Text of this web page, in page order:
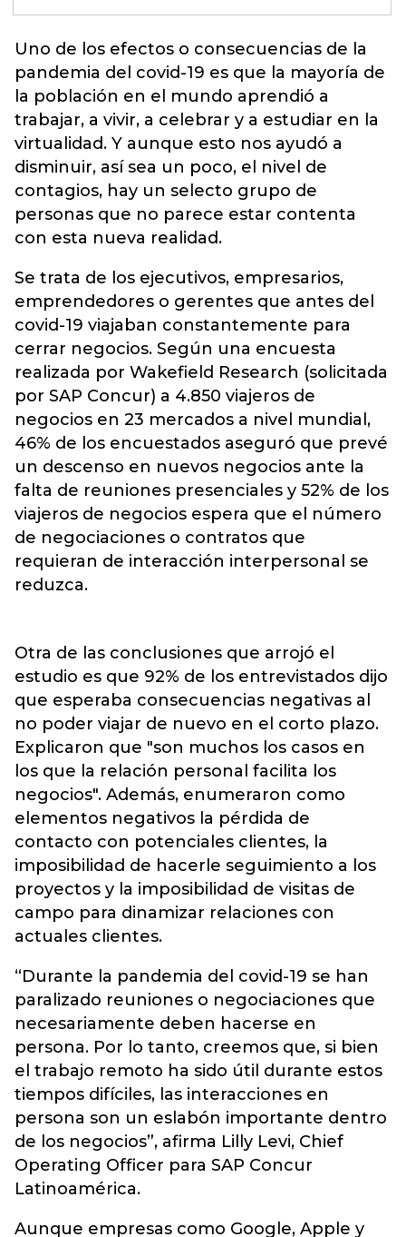
Uno de los efectos o consecuencias de la
pandemia del covid-19 es que la mayoría de
la población en el mundo aprendió a
trabajar, a vivir, a celebrar y a estudiar en la
virtualidad. Y aunque esto nos ayudó a
disminuir, así sea un poco, el nivel de
contagios, hay un selecto grupo de
personas que no parece estar contenta
con esta nueva realidad.
Se trata de los ejecutivos, empresarios,
emprendedores o gerentes que antes del
covid-19 viajaban constantemente para
cerrar negocios. Según una encuesta
realizada por Wakefield Research (solicitada
por SAP Concur) a 4.850 viajeros de
negocios en 23 mercados a nivel mundial,
46% de los encuestados aseguró que prevé
un descenso en nuevos negocios ante la
falta de reuniones presenciales y 52% de los
viajeros de negocios espera que el número
de negociaciones o contratos que
requieran de interacción interpersonal se
reduzca.
Otra de las conclusiones que arrojó el
estudio es que 92% de los entrevistados dijo
que esperaba consecuencias negativas al
no poder viajar de nuevo en el corto plazo.
Explicaron que "son muchos los casos en
los que la relación personal facilita los
negocios". Además, enumeraron como
elementos negativos la pérdida de
contacto con potenciales clientes, la
imposibilidad de hacerle seguimiento a los
proyectos y la imposibilidad de visitas de
campo para dinamizar relaciones con
actuales clientes.
“Durante la pandemia del covid-19 se han
paralizado reuniones o negociaciones que
necesariamente deben hacerse en
persona. Por lo tanto, creemos que, si bien
el trabajo remoto ha sido útil durante estos
tiempos difíciles, las interacciones en
persona son un eslabón importante dentro
de los negocios”, afirma Lilly Levi, Chief
Operating Officer para SAP Concur
Latinoamérica.
Aunque empresas como Google, Apple y